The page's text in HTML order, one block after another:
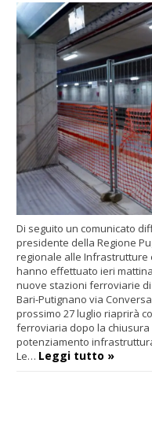
Di seguito un comunicato
presidente della Regione
regionale alle Infrastrutture
hanno effettuato ieri
nuove stazioni ferroviarie
Bari-Putignano via
prossimo 27 luglio riaprirà
ferroviaria dopo la
potenziamento
Le… Leggi tutto »